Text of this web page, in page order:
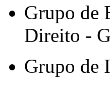
Grupo de
Direito -
Grupo de